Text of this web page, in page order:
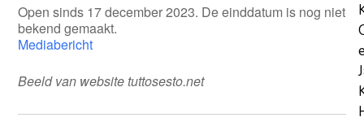
Open sinds 17 december 2023. De einddatum is nog niet
bekend gemaakt.
Mediabericht
Beeld van website tuttosesto.net